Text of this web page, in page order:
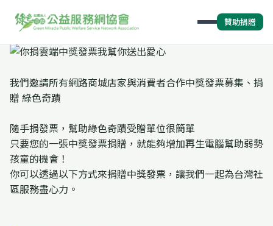
贊助捐贈
我們邀請所有網路商城店家與消費者合作中獎發票募集、捐
贈 綠色奇蹟
隨手捐發票，幫助綠色奇蹟受贈單位很簡單
只要您的一張中獎發票捐贈，就能夠增加再生電腦幫助弱勢
孩童的機會！
你可以透過以下方式來捐贈中獎發票，讓我們一起為台灣社
區服務盡心力。